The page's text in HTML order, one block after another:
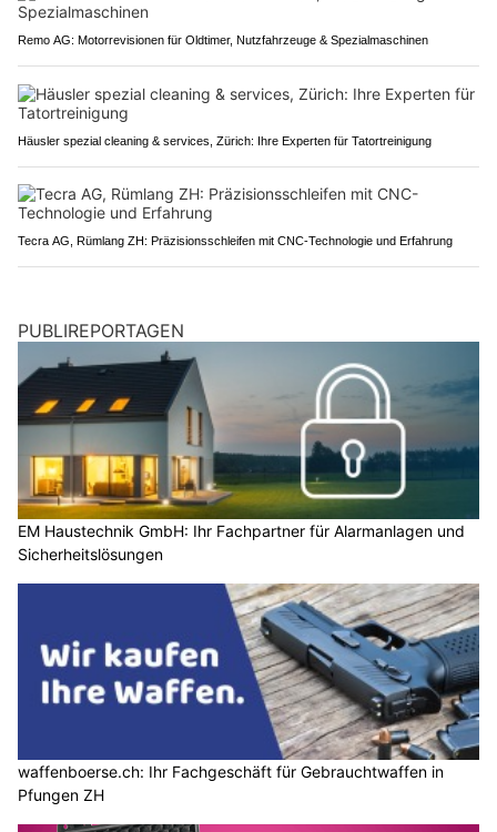
Remo AG: Motorrevisionen für Oldtimer, Nutzfahrzeuge & Spezialmaschinen
Häusler spezial cleaning & services, Zürich: Ihre Experten für Tatortreinigung
Tecra AG, Rümlang ZH: Präzisionsschleifen mit CNC-Technologie und Erfahrung
PUBLIREPORTAGEN
EM Haustechnik GmbH: Ihr Fachpartner für Alarmanlagen und
Sicherheitslösungen
waffenboerse.ch: Ihr Fachgeschäft für Gebrauchtwaffen in
Pfungen ZH